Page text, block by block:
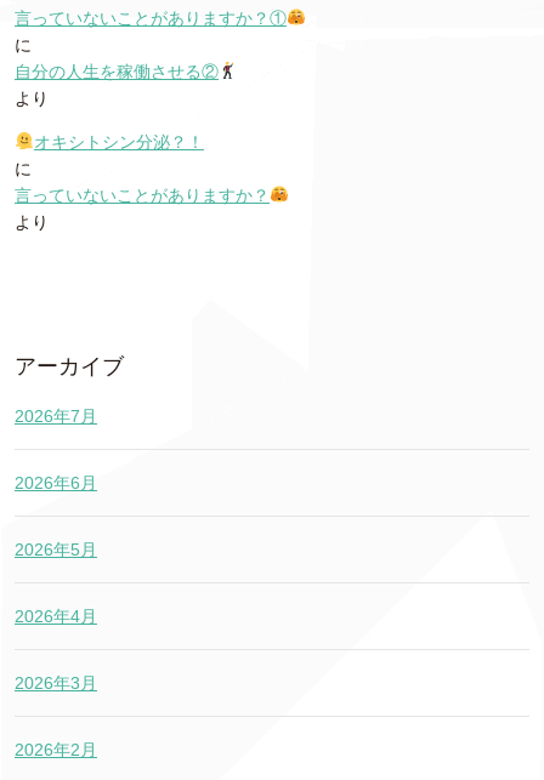
言っていないことがありますか？①
に
自分の人生を稼働させる②
より
オキシトシン分泌？！
に
言っていないことがありますか？
より
アーカイブ
2026年7月
2026年6月
2026年5月
2026年4月
2026年3月
2026年2月